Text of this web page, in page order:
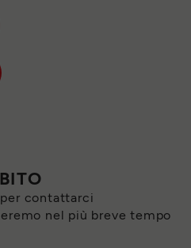
contattarci
nel più breve tempo